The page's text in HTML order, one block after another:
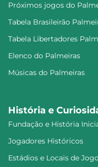
Próximos jogos do
Tabela Brasileirão
Tabela Libertadores
Elenco do Palmeiras
Músicas do Palmeiras
História e
Fundação e História
Jogadores Históricos
Estádios e Locais de